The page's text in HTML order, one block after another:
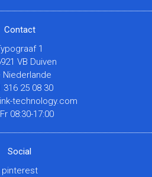
Contact
1
VB Duiven
Niederlande
316 25 08 30
technology.com
08:30-17:00
Social
pinterest